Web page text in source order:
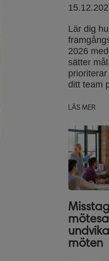
Lär dig
2026
sätter
ditt team
LÄS MER
möten